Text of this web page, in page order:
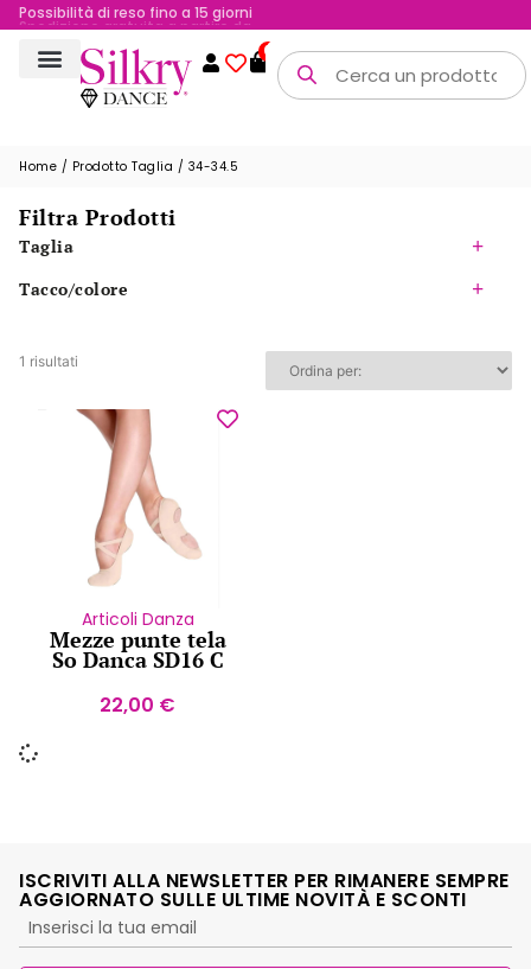
Spedizione gratuita a partire da 200 €
Possibilità di reso fino a 15 giorni
0
Home / Prodotto Taglia / 34-34.5
Filtra Prodotti
Taglia
Tacco/colore
1 risultati
Articoli Danza
Mezze punte tela
So Danca SD16 C
22,00 €
ISCRIVITI ALLA NEWSLETTER PER RIMANERE SEMPRE
AGGIORNATO SULLE ULTIME NOVITÀ E SCONTI